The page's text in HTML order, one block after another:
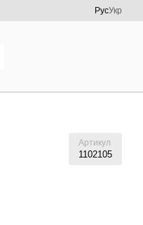
РусУкр
Артикул
1102105